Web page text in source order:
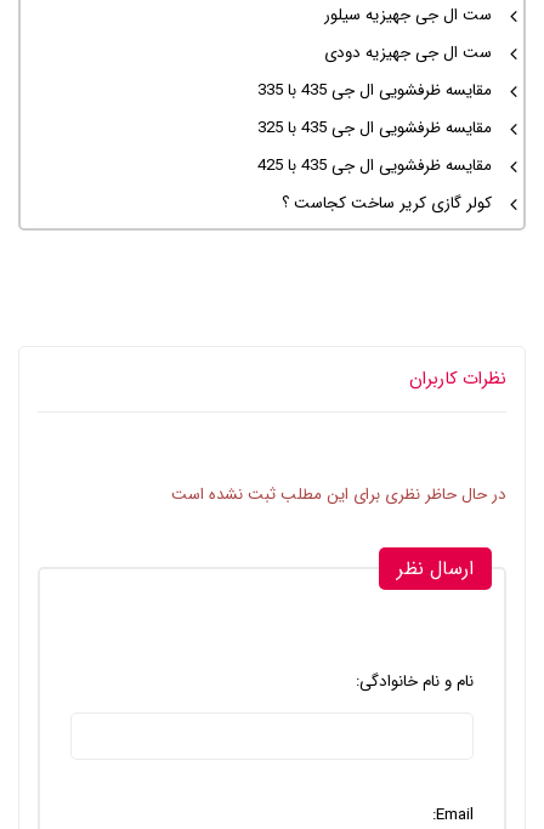
ست ال جی جهیزیه سیلور
ست ال جی جهیزیه دودی
مقایسه ظرفشویی ال جی 435 با 335
مقایسه ظرفشویی ال جی 435 با 325
مقایسه ظرفشویی ال جی 435 با 425
کولر گازی کریر ساخت کجاست ؟
نظرات کاربران
در حال حاظر نظری برای این مطلب ثبت نشده است
ارسال نظر
نام و نام خانوادگی:
Email: